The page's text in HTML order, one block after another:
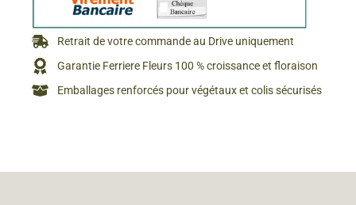
Retrait de votre commande au Drive uniquement
Garantie Ferriere Fleurs 100 % croissance et floraison
Emballages renforcés pour végétaux et colis sécurisés